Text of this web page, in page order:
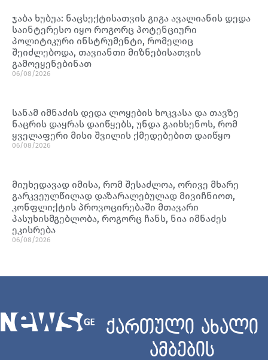
ჯაბა ხუბუა: ნაცსექტისათვის გიგა ავალიანის დედა
საინტერესო იყო როგორც პოტენციური
პოლიტიკური ინსტრუმენტი, რომელიც
შეიძლებოდა, თავიანთი მიზნებისათვის
გამოეყენებინათ
06/08/2026
სანამ იმნაძის დედა ლოყების ხოკვასა და თავზე
ნაცრის დაყრას დაიწყებს, უნდა გაიხსენოს, რომ
ყველაფერი მისი შვილის ქმედებებით დაიწყო
06/08/2026
მიუხედავად იმისა, რომ შესაძლოა, ორივე მხარე
გარკვეულწილად დაზარალებულად მივიჩნიოთ,
კონფლიქტის პროვოცირებაში მთავარი
პასუხისმგებლობა, როგორც ჩანს, ნია იმნაძეს
ეკისრება
06/08/2026
ქართული ახალი
ამბების